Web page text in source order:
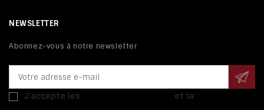
NEWSLETTER
Abonnez-vous à notre newsletter
J'accepte les et la